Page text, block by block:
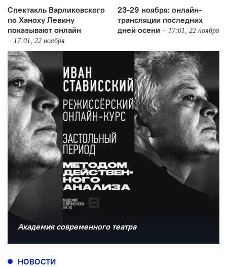
Спектакль Варликовского
по Ханоху Левину
показывают онлайн
17:01, 22 ноября
23-29 ноября: онлайн-
трансляции последних
дней осени
17:01, 22 ноября
Академия современного театра
НОВОСТИ